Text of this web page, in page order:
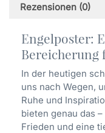
Rezensionen (0)
Engelposter:
Bereicherung
In der heutigen
uns nach Wegen,
Ruhe und
bieten genau das
Frieden und eine